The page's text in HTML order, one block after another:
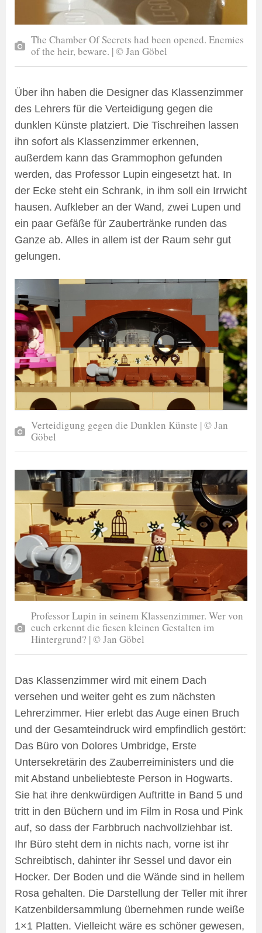
The Chamber Of Secrets had been opened. Enemies
of the heir, beware. | © Jan Göbel
Über ihn haben die Designer das Klassenzimmer
des Lehrers für die Verteidigung gegen die
dunklen Künste platziert. Die Tischreihen lassen
ihn sofort als Klassenzimmer erkennen,
außerdem kann das Grammophon gefunden
werden, das Professor Lupin eingesetzt hat. In
der Ecke steht ein Schrank, in ihm soll ein Irrwicht
hausen. Aufkleber an der Wand, zwei Lupen und
ein paar Gefäße für Zaubertränke runden das
Ganze ab. Alles in allem ist der Raum sehr gut
gelungen.
Verteidigung gegen die Dunklen Künste | © Jan
Göbel
Professor Lupin in seinem Klassenzimmer. Wer von
euch erkennt die fiesen kleinen Gestalten im
Hintergrund? | © Jan Göbel
Das Klassenzimmer wird mit einem Dach
versehen und weiter geht es zum nächsten
Lehrerzimmer. Hier erlebt das Auge einen Bruch
und der Gesamteindruck wird empfindlich gestört:
Das Büro von Dolores Umbridge, Erste
Untersekretärin des Zauberreiministers und die
mit Abstand unbeliebteste Person in Hogwarts.
Sie hat ihre denkwürdigen Auftritte in Band 5 und
tritt in den Büchern und im Film in Rosa und Pink
auf, so dass der Farbbruch nachvollziehbar ist.
Ihr Büro steht dem in nichts nach, vorne ist ihr
Schreibtisch, dahinter ihr Sessel und davor ein
Hocker. Der Boden und die Wände sind in hellem
Rosa gehalten. Die Darstellung der Teller mit ihrer
Katzenbildersammlung übernehmen runde weiße
1×1 Platten. Vielleicht wäre es schöner gewesen,